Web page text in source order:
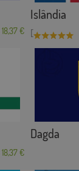
€
Islândia
[
€
Dagda